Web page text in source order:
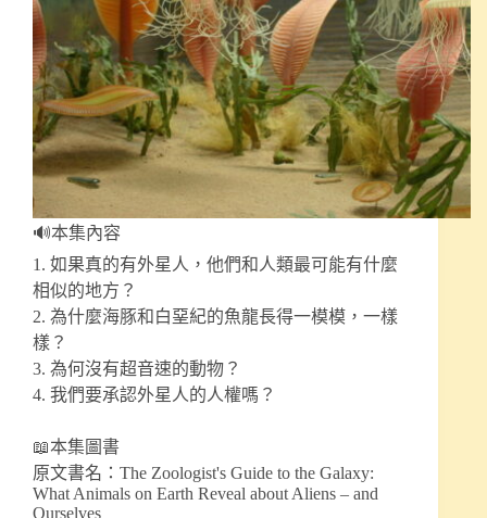
🔊本集內容
1. 如果真的有外星人，他們和人類最可能有什麼
相似的地方？
2. 為什麼海豚和白堊紀的魚龍長得一模模，一樣
樣？
3. 為何沒有超音速的動物？
4. 我們要承認外星人的人權嗎？
📖本集圖書
原文書名：The Zoologist's Guide to the Galaxy:
What Animals on Earth Reveal about Aliens – and
Ourselves